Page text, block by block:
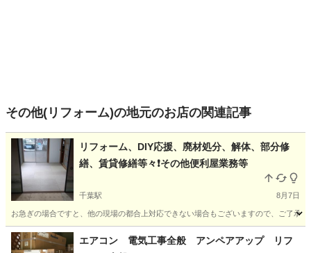
その他(リフォーム)の地元のお店の関連記事
リフォーム、DIY応援、廃材処分、解体、部分修
繕、賃貸修繕等々❗その他便利屋業務等
千葉駅 8月7日
お急ぎの場合ですと、他の現場の都合上対応できない場合もございますので、ご了承
千葉 千葉市 その他 DIY
エアコン 電気工事全般 アンペアアップ リフ